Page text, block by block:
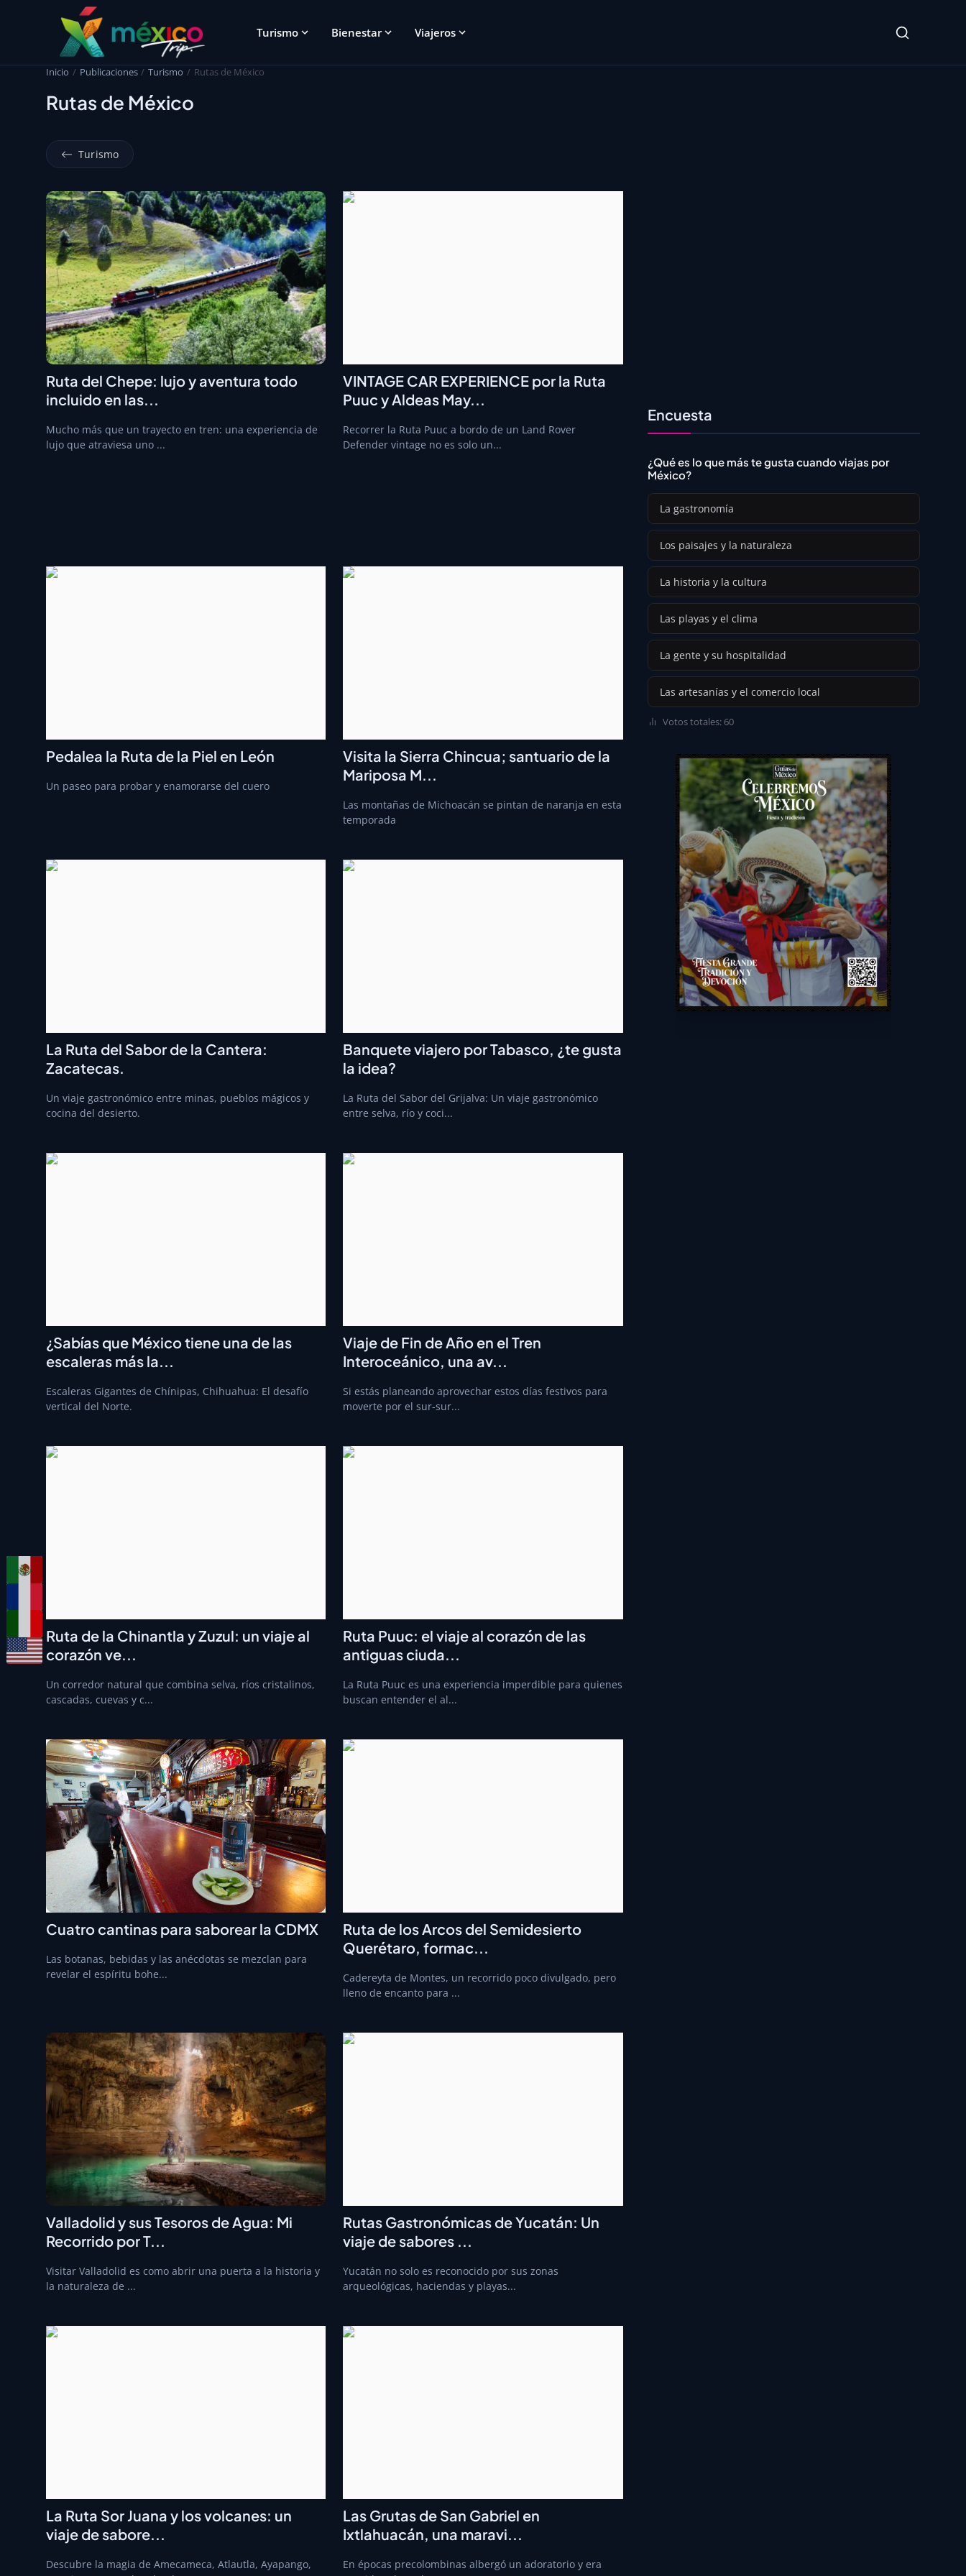
Turismo Bienestar Viajeros
Inicio Publicaciones Turismo Rutas de México
Rutas de México
Turismo
Ruta del Chepe: lujo y aventura todo
incluido en las...
Mucho más que un trayecto en tren: una experiencia de
lujo que atraviesa uno ...
VINTAGE CAR EXPERIENCE por la Ruta
Puuc y Aldeas May...
Recorrer la Ruta Puuc a bordo de un Land Rover
Defender vintage no es solo un...
Pedalea la Ruta de la Piel en León
Un paseo para probar y enamorarse del cuero
Visita la Sierra Chincua; santuario de la
Mariposa M...
Las montañas de Michoacán se pintan de naranja en esta
temporada
La Ruta del Sabor de la Cantera:
Zacatecas.
Un viaje gastronómico entre minas, pueblos mágicos y
cocina del desierto.
Banquete viajero por Tabasco, ¿te gusta
la idea?
La Ruta del Sabor del Grijalva: Un viaje gastronómico
entre selva, río y coci...
¿Sabías que México tiene una de las
escaleras más la...
Escaleras Gigantes de Chínipas, Chihuahua: El desafío
vertical del Norte.
Viaje de Fin de Año en el Tren
Interoceánico, una av...
Si estás planeando aprovechar estos días festivos para
moverte por el sur-sur...
Ruta de la Chinantla y Zuzul: un viaje al
corazón ve...
Un corredor natural que combina selva, ríos cristalinos,
cascadas, cuevas y c...
Ruta Puuc: el viaje al corazón de las
antiguas ciuda...
La Ruta Puuc es una experiencia imperdible para quienes
buscan entender el al...
Cuatro cantinas para saborear la CDMX
Las botanas, bebidas y las anécdotas se mezclan para
revelar el espíritu bohe...
Ruta de los Arcos del Semidesierto
Querétaro, formac...
Cadereyta de Montes, un recorrido poco divulgado, pero
lleno de encanto para ...
Valladolid y sus Tesoros de Agua: Mi
Recorrido por T...
Visitar Valladolid es como abrir una puerta a la historia y
la naturaleza de ...
Rutas Gastronómicas de Yucatán: Un
viaje de sabores ...
Yucatán no solo es reconocido por sus zonas
arqueológicas, haciendas y playas...
La Ruta Sor Juana y los volcanes: un
viaje de sabore...
Descubre la magia de Amecameca, Atlautla, Ayapango,
Las Grutas de San Gabriel en
Ixtlahuacán, una maravi...
En épocas precolombinas albergó un adoratorio y era
Encuesta
¿Qué es lo que más te gusta cuando viajas por
México?
La gastronomía
Los paisajes y la naturaleza
La historia y la cultura
Las playas y el clima
La gente y su hospitalidad
Las artesanías y el comercio local
Votos totales: 60